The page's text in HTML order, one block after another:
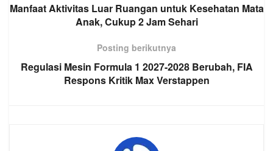
Manfaat Aktivitas Luar Ruangan untuk Kesehatan Mata
Anak, Cukup 2 Jam Sehari
Posting berikutnya
Regulasi Mesin Formula 1 2027-2028 Berubah, FIA
Respons Kritik Max Verstappen